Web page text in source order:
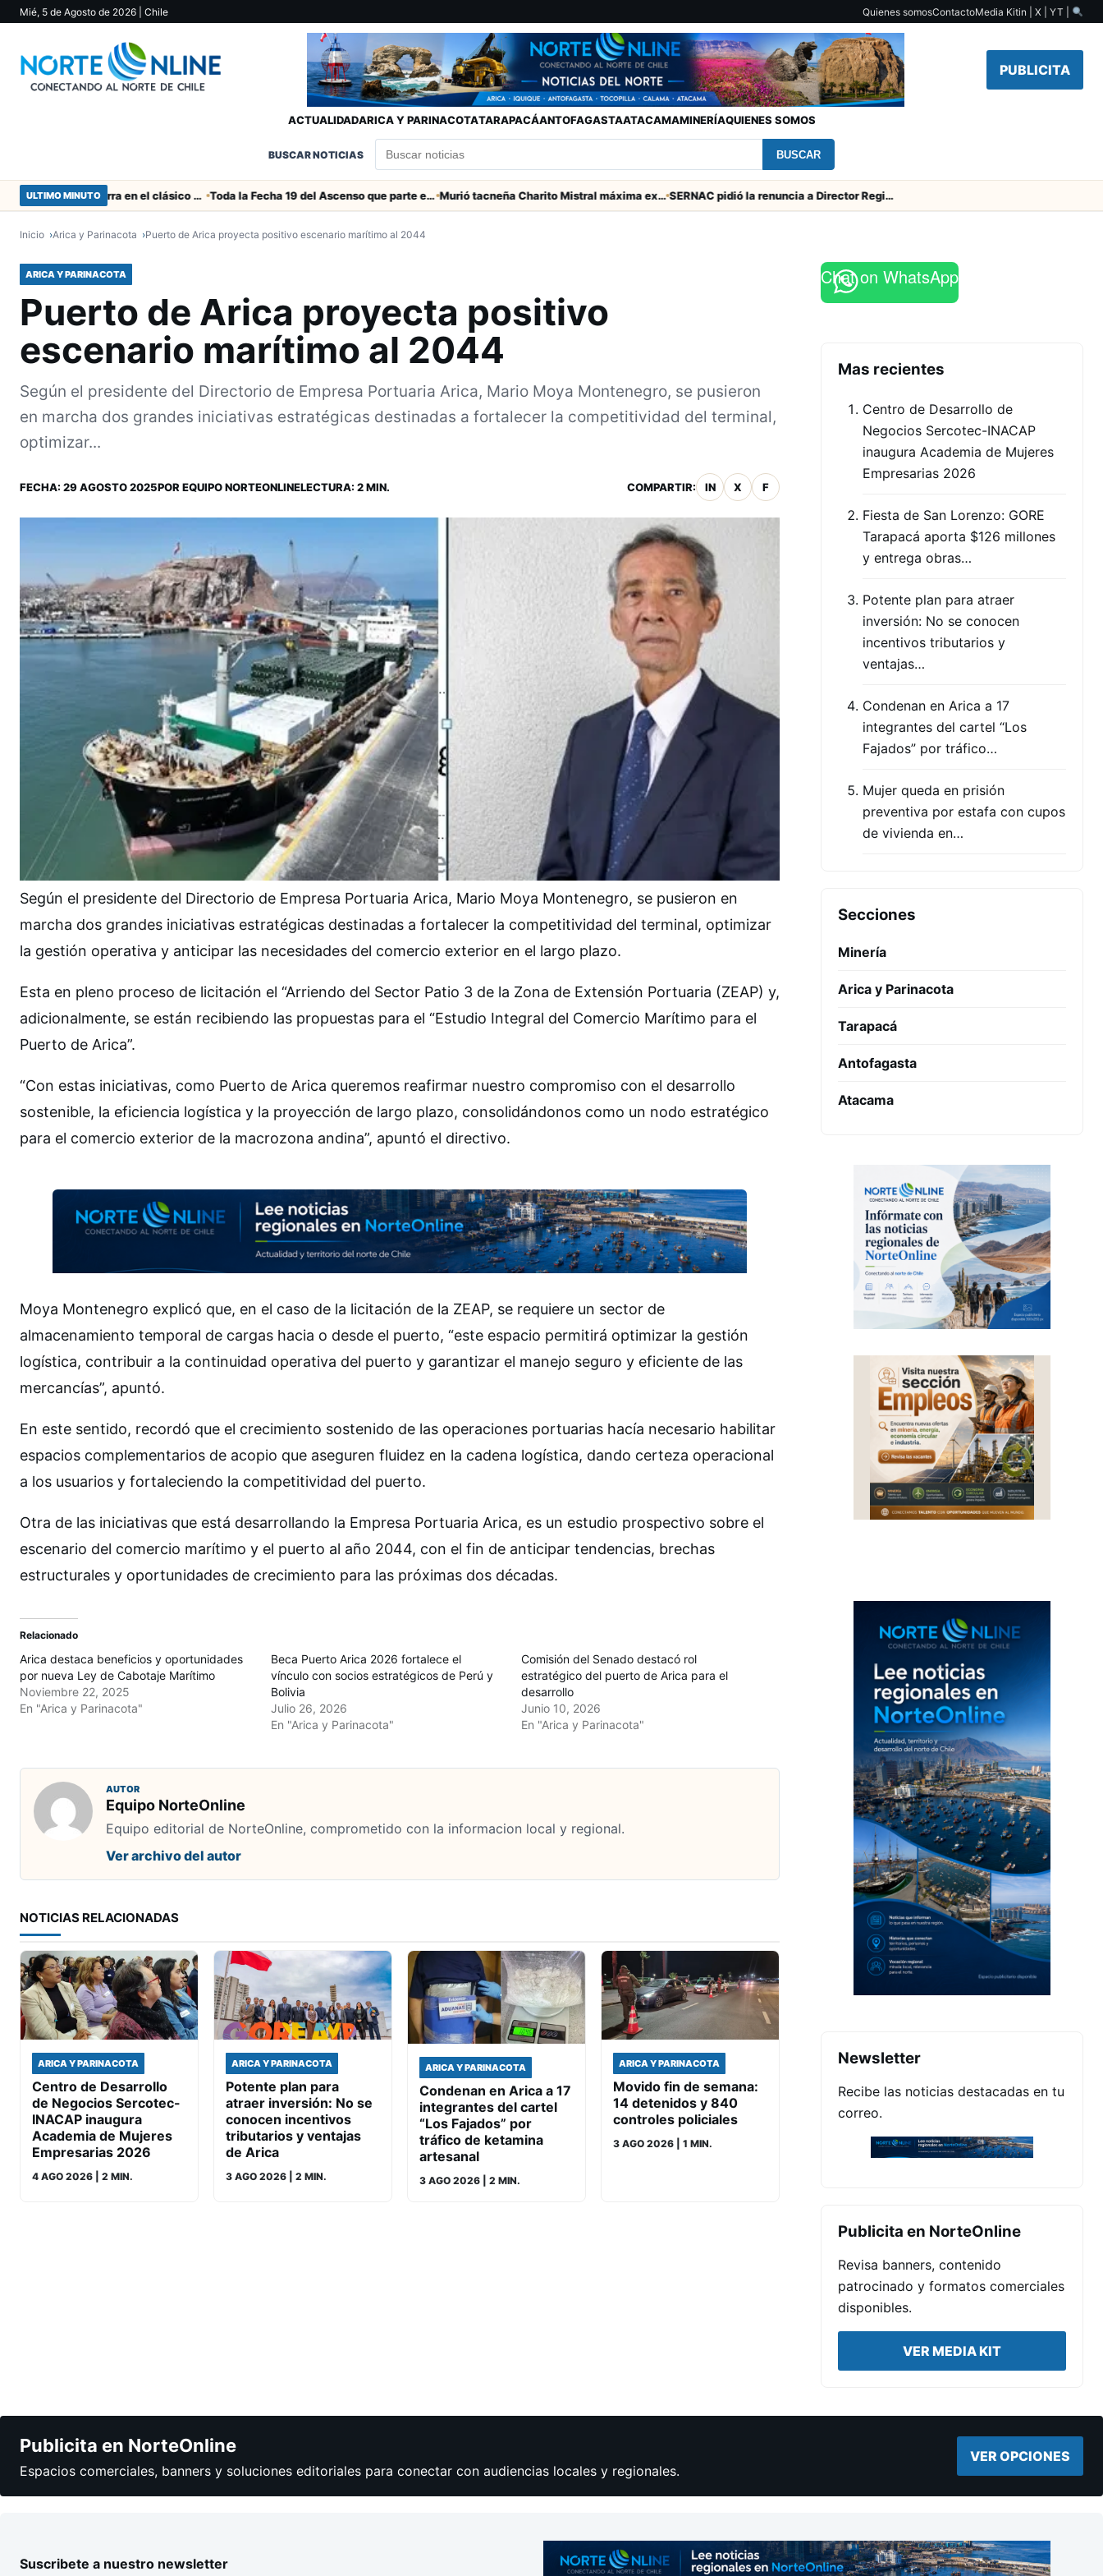
Mié, 5 de Agosto de 2026 | Chile Quienes somosContactoMedia Kitin | X | YT |
PUBLICITA
ACTUALIDADARICA Y PARINACOTATARAPACÁANTOFAGASTAATACAMAMINERÍAQUIENES SOMOS
BUSCAR NOTICIAS BUSCAR
ULTIMO MINUTO Duro castigo por la camorra en el clásico Arica-Iquique Toda la Fecha 19 del Ascenso que parte este viernes Murió tacneña Charito Mistral máxima exponente de la música criolla durante 50 años SERNAC pidió la renuncia a Director Regional (s) de Arica por contratar solo a militantes del Gobierno
Inicio Arica y Parinacota Puerto de Arica proyecta positivo escenario marítimo al 2044
ARICA Y PARINACOTA
Puerto de Arica proyecta positivo
escenario marítimo al 2044
Según el presidente del Directorio de Empresa Portuaria Arica, Mario Moya Montenegro, se pusieron
en marcha dos grandes iniciativas estratégicas destinadas a fortalecer la competitividad del terminal,
optimizar...
FECHA: 29 AGOSTO 2025POR EQUIPO NORTEONLINELECTURA: 2 MIN. COMPARTIR: IN X F
Según el presidente del Directorio de Empresa Portuaria Arica, Mario Moya Montenegro, se pusieron en
marcha dos grandes iniciativas estratégicas destinadas a fortalecer la competitividad del terminal, optimizar
la gestión operativa y anticipar las necesidades del comercio exterior en el largo plazo.
Esta en pleno proceso de licitación el “Arriendo del Sector Patio 3 de la Zona de Extensión Portuaria (ZEAP) y,
adicionalmente, se están recibiendo las propuestas para el “Estudio Integral del Comercio Marítimo para el
Puerto de Arica”.
“Con estas iniciativas, como Puerto de Arica queremos reafirmar nuestro compromiso con el desarrollo
sostenible, la eficiencia logística y la proyección de largo plazo, consolidándonos como un nodo estratégico
para el comercio exterior de la macrozona andina”, apuntó el directivo.
Moya Montenegro explicó que, en el caso de la licitación de la ZEAP, se requiere un sector de
almacenamiento temporal de cargas hacia o desde el puerto, “este espacio permitirá optimizar la gestión
logística, contribuir a la continuidad operativa del puerto y garantizar el manejo seguro y eficiente de las
mercancías”, apuntó.
En este sentido, recordó que el crecimiento sostenido de las operaciones portuarias hacía necesario habilitar
espacios complementarios de acopio que aseguren fluidez en la cadena logística, dando certeza operacional
a los usuarios y fortaleciendo la competitividad del puerto.
Otra de las iniciativas que está desarrollando la Empresa Portuaria Arica, es un estudio prospectivo sobre el
escenario del comercio marítimo y el puerto al año 2044, con el fin de anticipar tendencias, brechas
estructurales y oportunidades de crecimiento para las próximas dos décadas.
Relacionado
Arica destaca beneficios y oportunidades
por nueva Ley de Cabotaje Marítimo
Noviembre 22, 2025
En "Arica y Parinacota"
Beca Puerto Arica 2026 fortalece el
vínculo con socios estratégicos de Perú y
Bolivia
Julio 26, 2026
En "Arica y Parinacota"
Comisión del Senado destacó rol
estratégico del puerto de Arica para el
desarrollo
Junio 10, 2026
En "Arica y Parinacota"
AUTOR
Equipo NorteOnline
Equipo editorial de NorteOnline, comprometido con la informacion local y regional.
Ver archivo del autor
NOTICIAS RELACIONADAS
ARICA Y PARINACOTA
Centro de Desarrollo
de Negocios Sercotec-
INACAP inaugura
Academia de Mujeres
Empresarias 2026
4 AGO 2026 | 2 MIN.
ARICA Y PARINACOTA
Potente plan para
atraer inversión: No se
conocen incentivos
tributarios y ventajas
de Arica
3 AGO 2026 | 2 MIN.
ARICA Y PARINACOTA
Condenan en Arica a 17
integrantes del cartel
“Los Fajados” por
tráfico de ketamina
artesanal
3 AGO 2026 | 2 MIN.
ARICA Y PARINACOTA
Movido fin de semana:
14 detenidos y 840
controles policiales
3 AGO 2026 | 1 MIN.
Chat on WhatsApp
Mas recientes
Centro de Desarrollo de
Negocios Sercotec-INACAP
inaugura Academia de Mujeres
Empresarias 2026
Fiesta de San Lorenzo: GORE
Tarapacá aporta $126 millones
y entrega obras…
Potente plan para atraer
inversión: No se conocen
incentivos tributarios y
ventajas…
Condenan en Arica a 17
integrantes del cartel “Los
Fajados” por tráfico…
Mujer queda en prisión
preventiva por estafa con cupos
de vivienda en…
Secciones
Minería
Arica y Parinacota
Tarapacá
Antofagasta
Atacama
Newsletter
Recibe las noticias destacadas en tu
correo.
Publicita en NorteOnline
Revisa banners, contenido
patrocinado y formatos comerciales
disponibles.
VER MEDIA KIT
Publicita en NorteOnline
Espacios comerciales, banners y soluciones editoriales para conectar con audiencias locales y regionales.
VER OPCIONES
Suscribete a nuestro newsletter